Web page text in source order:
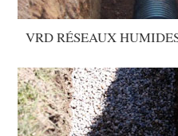
VRD RÉSEAUX